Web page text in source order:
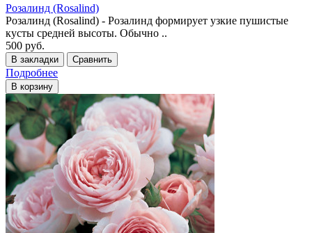
Розалинд (Rosalind)
Розалинд (Rosalind) - Розалинд формирует узкие пушистые
кусты средней высоты. Обычно ..
500 руб.
В закладки Сравнить
Подробнее
В корзину